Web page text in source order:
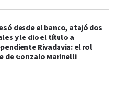
desde el banco, atajó dos
y le dio el título a
Rivadavia: el rol
de Gonzalo Marinelli